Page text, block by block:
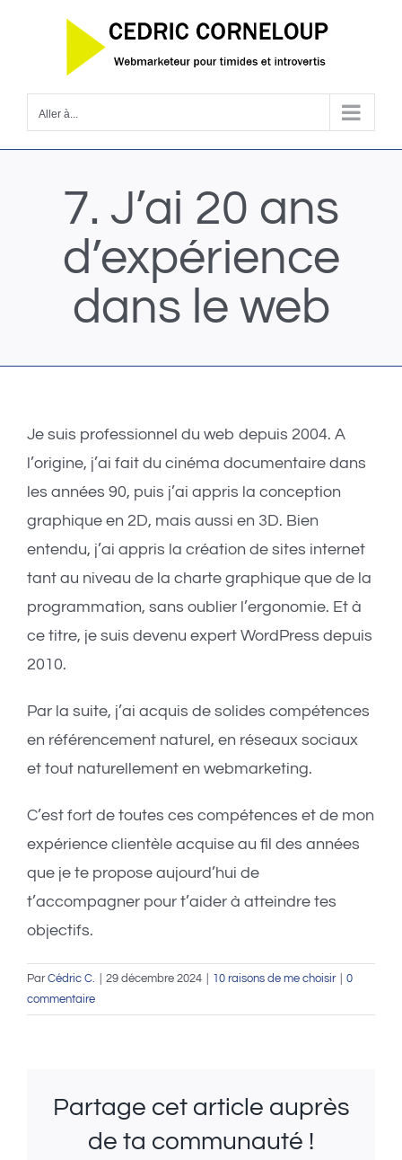
Aller à...
7. J’ai 20 ans
d’expérience
dans le web
Je suis professionnel du web depuis 2004. A
l’origine, j’ai fait du cinéma documentaire dans
les années 90, puis j’ai appris la conception
graphique en 2D, mais aussi en 3D. Bien
entendu, j’ai appris la création de sites internet
tant au niveau de la charte graphique que de la
programmation, sans oublier l’ergonomie. Et à
ce titre, je suis devenu expert WordPress depuis
2010.
Par la suite, j’ai acquis de solides compétences
en référencement naturel, en réseaux sociaux
et tout naturellement en webmarketing.
C’est fort de toutes ces compétences et de mon
expérience clientèle acquise au fil des années
que je te propose aujourd’hui de
t’accompagner pour t’aider à atteindre tes
objectifs.
ParCédric C. 29 décembre 2024 10 raisons de me choisir
0
commentaire
Partage cet article auprès
de ta communauté !